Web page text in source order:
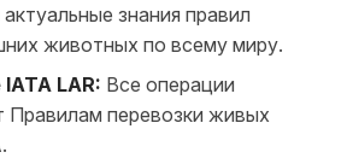
знания правил
животных по всему миру.
LAR: Все операции
Правилам перевозки живых